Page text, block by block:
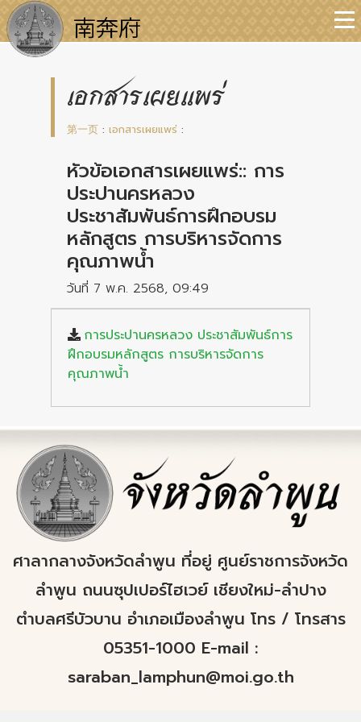
เอกสารเผยแพร่
第一页 : เอกสารเผยแพร่ :
หัวข้อเอกสารเผยแพร่:: การ
ประปานครหลวง
ประชาสัมพันธ์การฝึกอบรม
หลักสูตร การบริหารจัดการ
คุณภาพน้ำ
วันที่ 7 พ.ค. 2568, 09:49
การประปานครหลวง ประชาสัมพันธ์การ
ฝึกอบรมหลักสูตร การบริหารจัดการ
คุณภาพน้ำ
ศาลากลางจังหวัดลำพูน ที่อยู่ ศูนย์ราชการจังหวัด
ลำพูน ถนนซุปเปอร์ไฮเวย์ เชียงใหม่-ลำปาง
ตำบลศรีบัวบาน อำเภอเมืองลำพูน โทร / โทรสาร
05351-1000 E-mail :
saraban_lamphun@moi.go.th